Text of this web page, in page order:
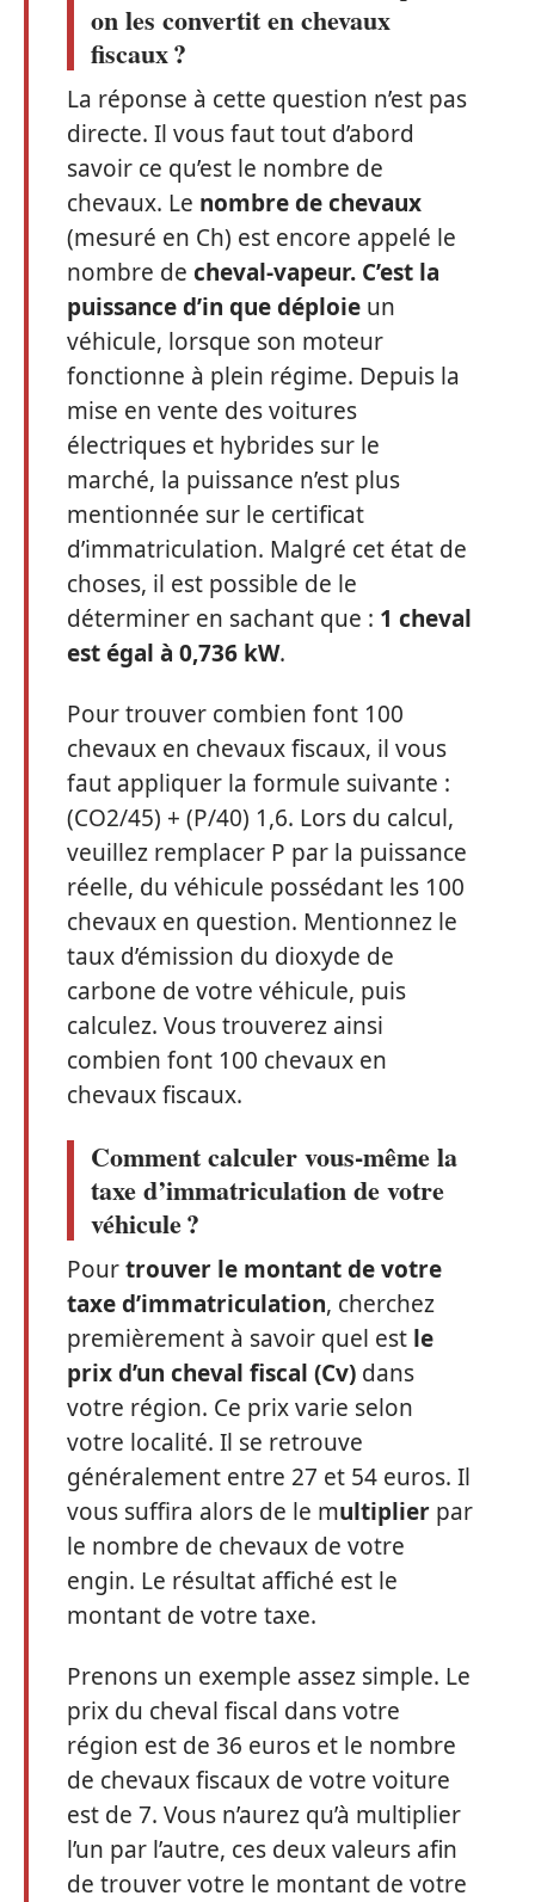
on les convertit en chevaux
fiscaux ?
La réponse à cette question n’est pas
directe. Il vous faut tout d’abord
savoir ce qu’est le nombre de
chevaux. Le nombre de chevaux
(mesuré en Ch) est encore appelé le
nombre de cheval-vapeur. C’est la
puissance d’in que déploie un
véhicule, lorsque son moteur
fonctionne à plein régime. Depuis la
mise en vente des voitures
électriques et hybrides sur le
marché, la puissance n’est plus
mentionnée sur le certificat
d’immatriculation. Malgré cet état de
choses, il est possible de le
déterminer en sachant que : 1 cheval
est égal à 0,736 kW.
Pour trouver combien font 100
chevaux en chevaux fiscaux, il vous
faut appliquer la formule suivante :
(CO2/45) + (P/40) 1,6. Lors du calcul,
veuillez remplacer P par la puissance
réelle, du véhicule possédant les 100
chevaux en question. Mentionnez le
taux d’émission du dioxyde de
carbone de votre véhicule, puis
calculez. Vous trouverez ainsi
combien font 100 chevaux en
chevaux fiscaux.
Comment calculer vous-même la
taxe d’immatriculation de votre
véhicule ?
Pourtrouver le montant de votre
taxe d’immatriculation, cherchez
premièrement à savoir quel est le
prix d’un cheval fiscal (Cv) dans
votre région. Ce prix varie selon
votre localité. Il se retrouve
généralement entre 27 et 54 euros. Il
vous suffira alors de le multiplier par
le nombre de chevaux de votre
engin. Le résultat affiché est le
montant de votre taxe.
Prenons un exemple assez simple. Le
prix du cheval fiscal dans votre
région est de 36 euros et le nombre
de chevaux fiscaux de votre voiture
est de 7. Vous n’aurez qu’à multiplier
l’un par l’autre, ces deux valeurs afin
de trouver votre le montant de votre